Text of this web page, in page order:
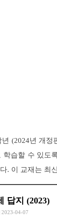
(2024년 개
학습할 수 있도
. 이 교재는 최
답지 (2023)
| 2023-04-07